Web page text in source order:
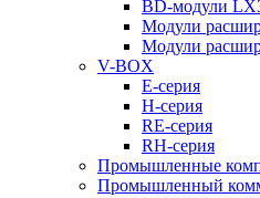
BD-модули
Модули
Модули
V-BOX
E-серия
H-серия
RE-серия
RH-серия
Промышленные
Промышленный